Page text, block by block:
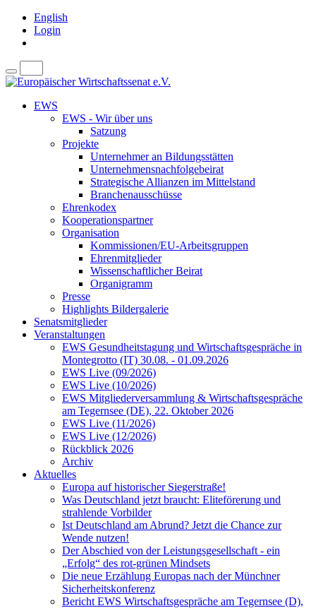
English
Login
EWS
EWS - Wir über uns
Satzung
Projekte
Unternehmer an Bildungsstätten
Unternehmensnachfolgebeirat
Strategische Allianzen im Mittelstand
Branchenausschüsse
Ehrenkodex
Kooperationspartner
Organisation
Kommissionen/EU-Arbeitsgruppen
Ehrenmitglieder
Wissenschaftlicher Beirat
Organigramm
Presse
Highlights Bildergalerie
Senatsmitglieder
Veranstaltungen
EWS Gesundheitstagung und Wirtschaftsgespräche in
Montegrotto (IT) 30.08. - 01.09.2026
EWS Live (09/2026)
EWS Live (10/2026)
EWS Mitgliederversammlung & Wirtschaftsgespräche
am Tegernsee (DE), 22. Oktober 2026
EWS Live (11/2026)
EWS Live (12/2026)
Rückblick 2026
Archiv
Aktuelles
Europa auf historischer Siegerstraße!
Was Deutschland jetzt braucht: Eliteförerung und
strahlende Vorbilder
Ist Deutschland am Abrund? Jetzt die Chance zur
Wende nutzen!
Der Abschied von der Leistungsgesellschaft - ein
„Erfolg“ des rot-grünen Mindsets
Die neue Erzählung Europas nach der Münchner
Sicherheitskonferenz
Bericht EWS Wirtschaftsgespräche am Tegernsee (D),